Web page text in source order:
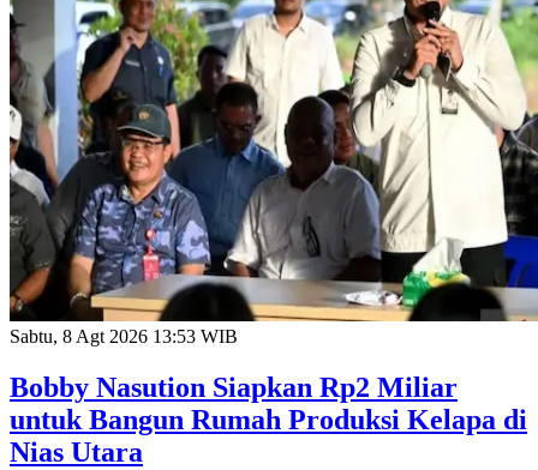
Sabtu, 8 Agt 2026 13:53 WIB
Bobby Nasution Siapkan Rp2 Miliar
untuk Bangun Rumah Produksi Kelapa di
Nias Utara